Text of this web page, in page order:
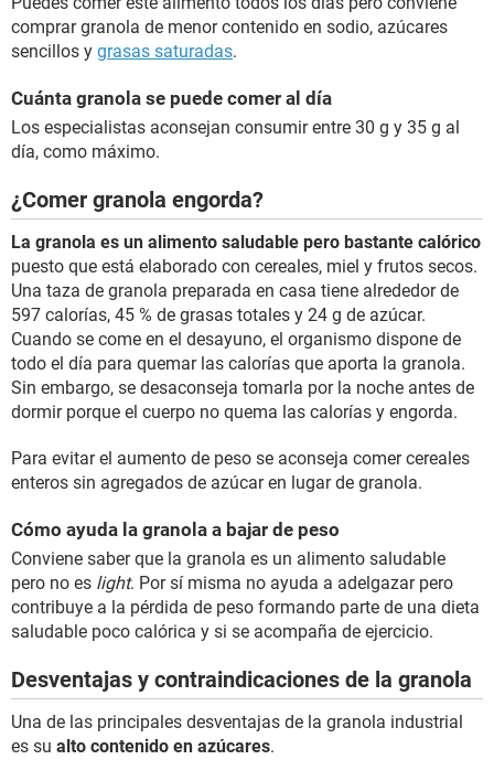
comprar granola de menor contenido en sodio, azúcares
sencillos y grasas saturadas.
Cuánta granola se puede comer al día
Los especialistas aconsejan consumir entre 30 g y 35 g al
día, como máximo.
¿Comer granola engorda?
La granola es un alimento saludable pero bastante calórico
puesto que está elaborado con cereales, miel y frutos secos.
Una taza de granola preparada en casa tiene alrededor de
597 calorías, 45 % de grasas totales y 24 g de azúcar.
Cuando se come en el desayuno, el organismo dispone de
todo el día para quemar las calorías que aporta la granola.
Sin embargo, se desaconseja tomarla por la noche antes de
dormir porque el cuerpo no quema las calorías y engorda.
Para evitar el aumento de peso se aconseja comer cereales
enteros sin agregados de azúcar en lugar de granola.
Cómo ayuda la granola a bajar de peso
Conviene saber que la granola es un alimento saludable
pero no es light. Por sí misma no ayuda a adelgazar pero
contribuye a la pérdida de peso formando parte de una dieta
saludable poco calórica y si se acompaña de ejercicio.
Desventajas y contraindicaciones de la granola
Una de las principales desventajas de la granola industrial
es su alto contenido en azúcares.